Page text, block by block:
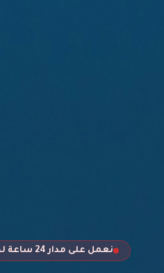
نعمل على مدار 24 ساعة لخدمتكم